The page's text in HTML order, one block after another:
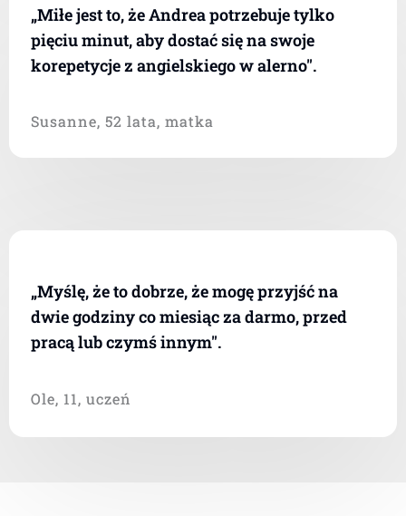
„Miłe jest to, że Andrea potrzebuje tylko
pięciu minut, aby dostać się na swoje
korepetycje z angielskiego w alerno".
Susanne, 52 lata, matka
„Myślę, że to dobrze, że mogę przyjść na
dwie godziny co miesiąc za darmo, przed
pracą lub czymś innym".
Ole, 11, uczeń